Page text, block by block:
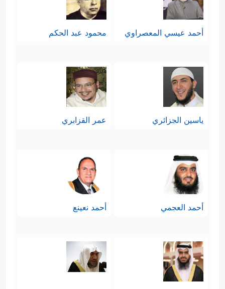
أحمد عيسي المعصراوي محمود عبد الحكم
ياسين الجزائري عمر القزابري
أحمد العجمي أحمد نعينع